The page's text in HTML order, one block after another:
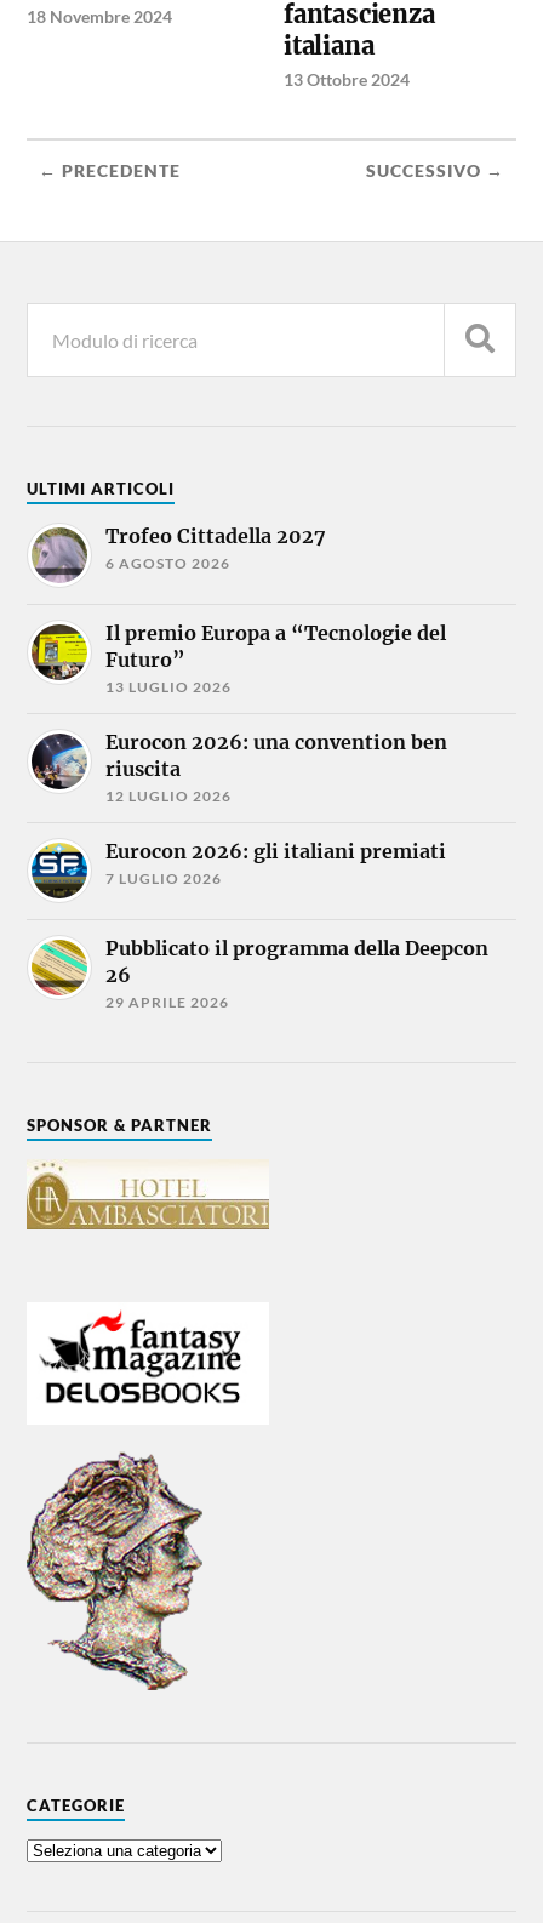
18 Novembre 2024
fantascienza
italiana
13 Ottobre 2024
← PRECEDENTE SUCCESSIVO →
ULTIMI ARTICOLI
Trofeo Cittadella 2027
6 AGOSTO 2026
Il premio Europa a “Tecnologie del
Futuro”
13 LUGLIO 2026
Eurocon 2026: una convention ben
riuscita
12 LUGLIO 2026
Eurocon 2026: gli italiani premiati
7 LUGLIO 2026
Pubblicato il programma della Deepcon
26
29 APRILE 2026
SPONSOR & PARTNER
CATEGORIE